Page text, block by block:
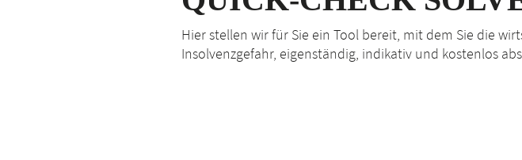
Hier stellen wir für Sie ein Tool bereit, mit dem Sie die
Insolvenzgefahr, eigenständig, indikativ und kostenlos